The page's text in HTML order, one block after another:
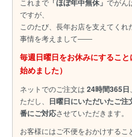
これまで 「ほぼ年中無休」 でがん
ですが、
このたび、長年お店を支えてく
事情を考えまして――
毎週日曜日をお休みにすること
始めました）
ネットでのご注文は 24時間365日
ただし、
日曜日にいただいたご
番にご対応させていただきます。
お客様にはご不便をおかけするこ